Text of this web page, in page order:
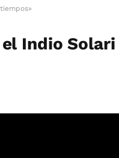
Indio